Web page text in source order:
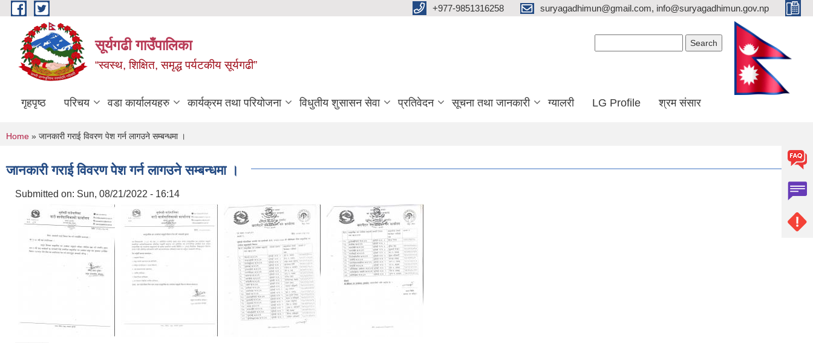
Skip to main content +977-9851316258 suryagadhimun@gmail.com, info@suryagadhimun.gov.np
सूर्यगढी गाउँपालिका
“स्वस्थ, शिक्षित, समृद्ध पर्यटकीय सूर्यगढी”
गृहपृष्ठ परिचय वडा कार्यालयहरु कार्यक्रम तथा परियोजना विधुतीय शुसासन सेवा प्रतिवेदन सूचना तथा जानकारी ग्यालरी LG Profile श्रम संसार
You are here
Home » जानकारी गराई विवरण पेश गर्न लागउने सम्बन्धमा ।
जानकारी गराई विवरण पेश गर्न लागउने सम्बन्धमा ।
Submitted on: Sun, 08/21/2022 - 16:14